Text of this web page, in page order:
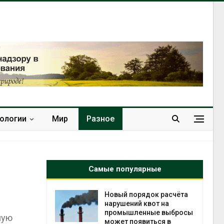
Мир Разное
Самые популярные
выбросы
в
В Кении противников
строительства АЭС
проверяют по статье о
терроризме